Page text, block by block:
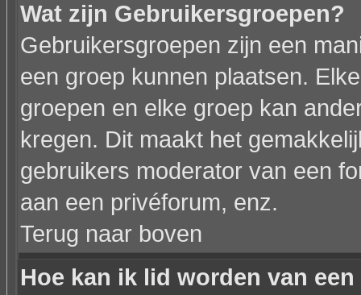
Wat zijn Gebruikersgroepen?
Gebruikersgroepen zijn een
een groep kunnen plaatsen.
groepen en elke groep kan
kregen. Dit maakt het
gebruikers moderator van een
aan een privéforum, enz.
Terug naar boven
Hoe kan ik lid worden van